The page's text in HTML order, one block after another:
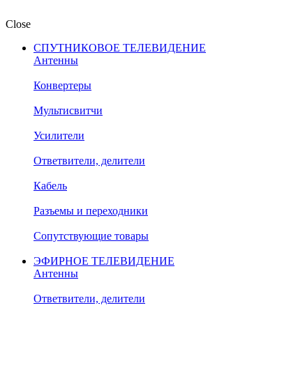
Close
СПУТНИКОВОЕ ТЕЛЕВИДЕНИЕ
Антенны
Конвертеры
Мультисвитчи
Усилители
Ответвители, делители
Кабель
Разъемы и переходники
Сопутствующие товары
ЭФИРНОЕ ТЕЛЕВИДЕНИЕ
Антенны
Ответвители, делители